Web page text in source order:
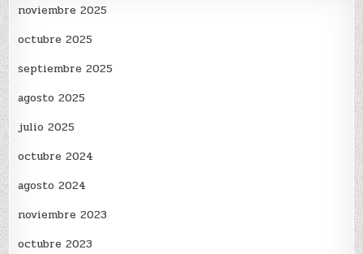
noviembre 2025
octubre 2025
septiembre 2025
agosto 2025
julio 2025
octubre 2024
agosto 2024
noviembre 2023
octubre 2023